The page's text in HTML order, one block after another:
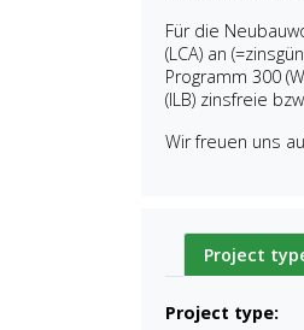
Für die
(LCA) an
Programm 300
(ILB) zinsfreie
Wir freuen uns
Project
Project type: